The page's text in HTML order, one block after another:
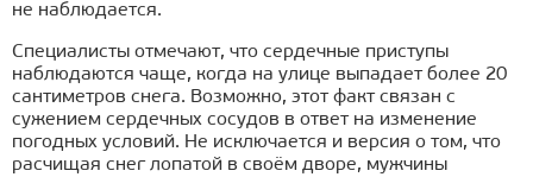
не наблюдается.
Специалисты отмечают, что сердечные приступы
наблюдаются чаще, когда на улице выпадает более 20
сантиметров снега. Возможно, этот факт связан с
сужением сердечных сосудов в ответ на изменение
погодных условий. Не исключается и версия о том, что
расчищая снег лопатой в своём дворе, мужчины